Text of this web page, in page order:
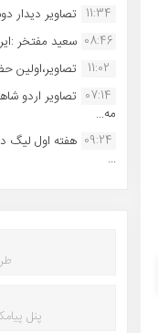
11:34 تصاویر دیدار
08:46 سعید مفتخر
11:02
تصاویر،اولین
07:14 تصاویر اردو
مه...
09:24 هفته اول لیگ
...
پنل پیامکی با ۹۵٪